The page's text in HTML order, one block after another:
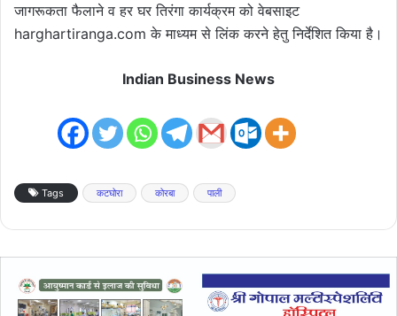
जागरूकता फैलाने व हर घर तिरंगा कार्यक्रम को वेबसाइट
harghartiranga.com के माध्यम से लिंक करने हेतु निर्देशित किया है।
Indian Business News
Tags कटघोरा कोरबा पाली